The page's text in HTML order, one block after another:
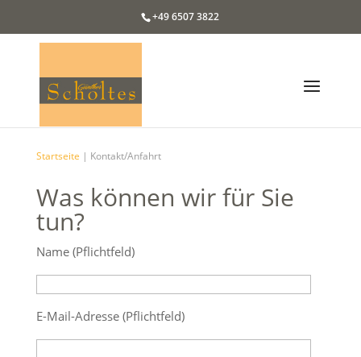
+49 6507 3822
Startseite | Kontakt/Anfahrt
Was können wir für Sie
tun?
Name (Pflichtfeld)
E-Mail-Adresse (Pflichtfeld)